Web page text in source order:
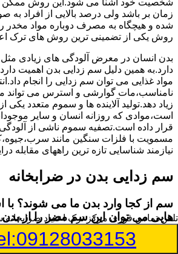
زمان بر باشد ولی درصد بالایی از افراد
شده و هیچگاه به مصرف دوباره مواد مخدر
روش یکی از تضمینی ترین روش های ترک
بدن انسان در معرض آلودگی های زیادی مثل
دارد.به همین دلیل سم زدایی بدن اهمیت
مواد غذایی می توان سم زدایی را انجام
نامناسب،مات گوارشی و استرس می تواند
زیاد دهد.تولید آلاینده ها و سموم متعدد
است،موادی که روزانه انسان و سایر
قرار داده است.تصفیه سموم ناشی از
مسمویت با فلزات سنگین مانند
نیازمند شناسایی تازه ترین راههای مقابله
سم زدایی بدن در ضرابخانه
سم از کجا وارد بدن ما می شوند؟ با
هایی می توان این سم مضر را از
بطور کلی سم موجود در بدن به دو گروه
تلفن تماس فوریمرکز ترک اعتیاد